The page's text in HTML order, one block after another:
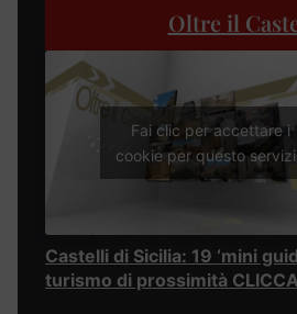
Oltre il
Fai clic per accettare i
cookie per questo
Castelli di Sicilia: 19 ‘mini
turismo di prossimità CLICCA